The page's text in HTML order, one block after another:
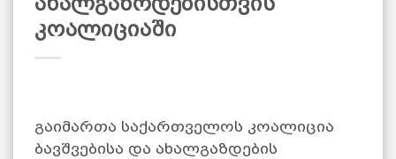
კოალიციაში
გაიმართა საქართველოს კოალიცია
ბავშვებისა და ახალგაზდების